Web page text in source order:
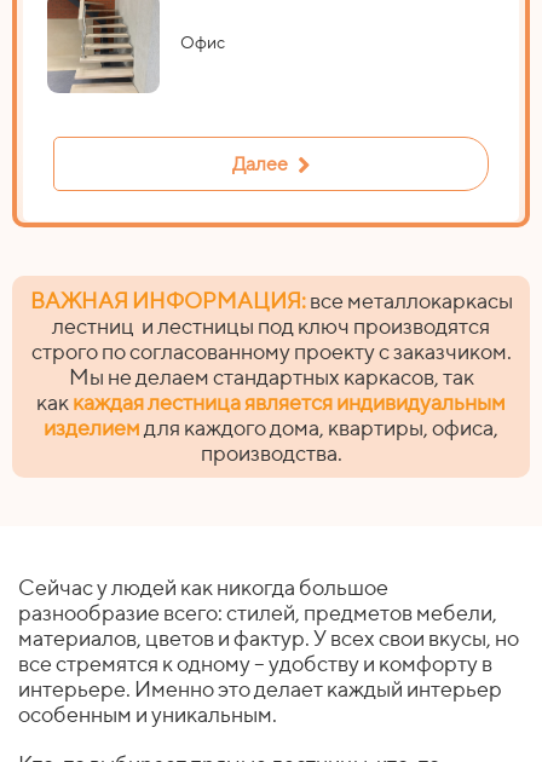
Офис
Далее
ВАЖНАЯ ИНФОРМАЦИЯ: все металлокаркасы
лестниц и лестницы под ключ производятся
строго по согласованному проекту с заказчиком.
Мы не делаем стандартных каркасов, так
каккаждая лестница является индивидуальным
изделиемдля каждого дома, квартиры, офиса,
производства.
Сейчас у людей как никогда большое
разнообразие всего: стилей, предметов мебели,
материалов, цветов и фактур. У всех свои вкусы, но
все стремятся к одному – удобству и комфорту в
интерьере. Именно это делает каждый интерьер
особенным и уникальным.